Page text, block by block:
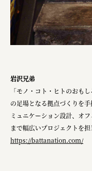
岩沢兄弟
「モノ・コト・ヒトのおも
の足場となる拠点づくりを
ミュニケーション設計、オ
まで幅広いプロジェクトを担
https://battanation.com/